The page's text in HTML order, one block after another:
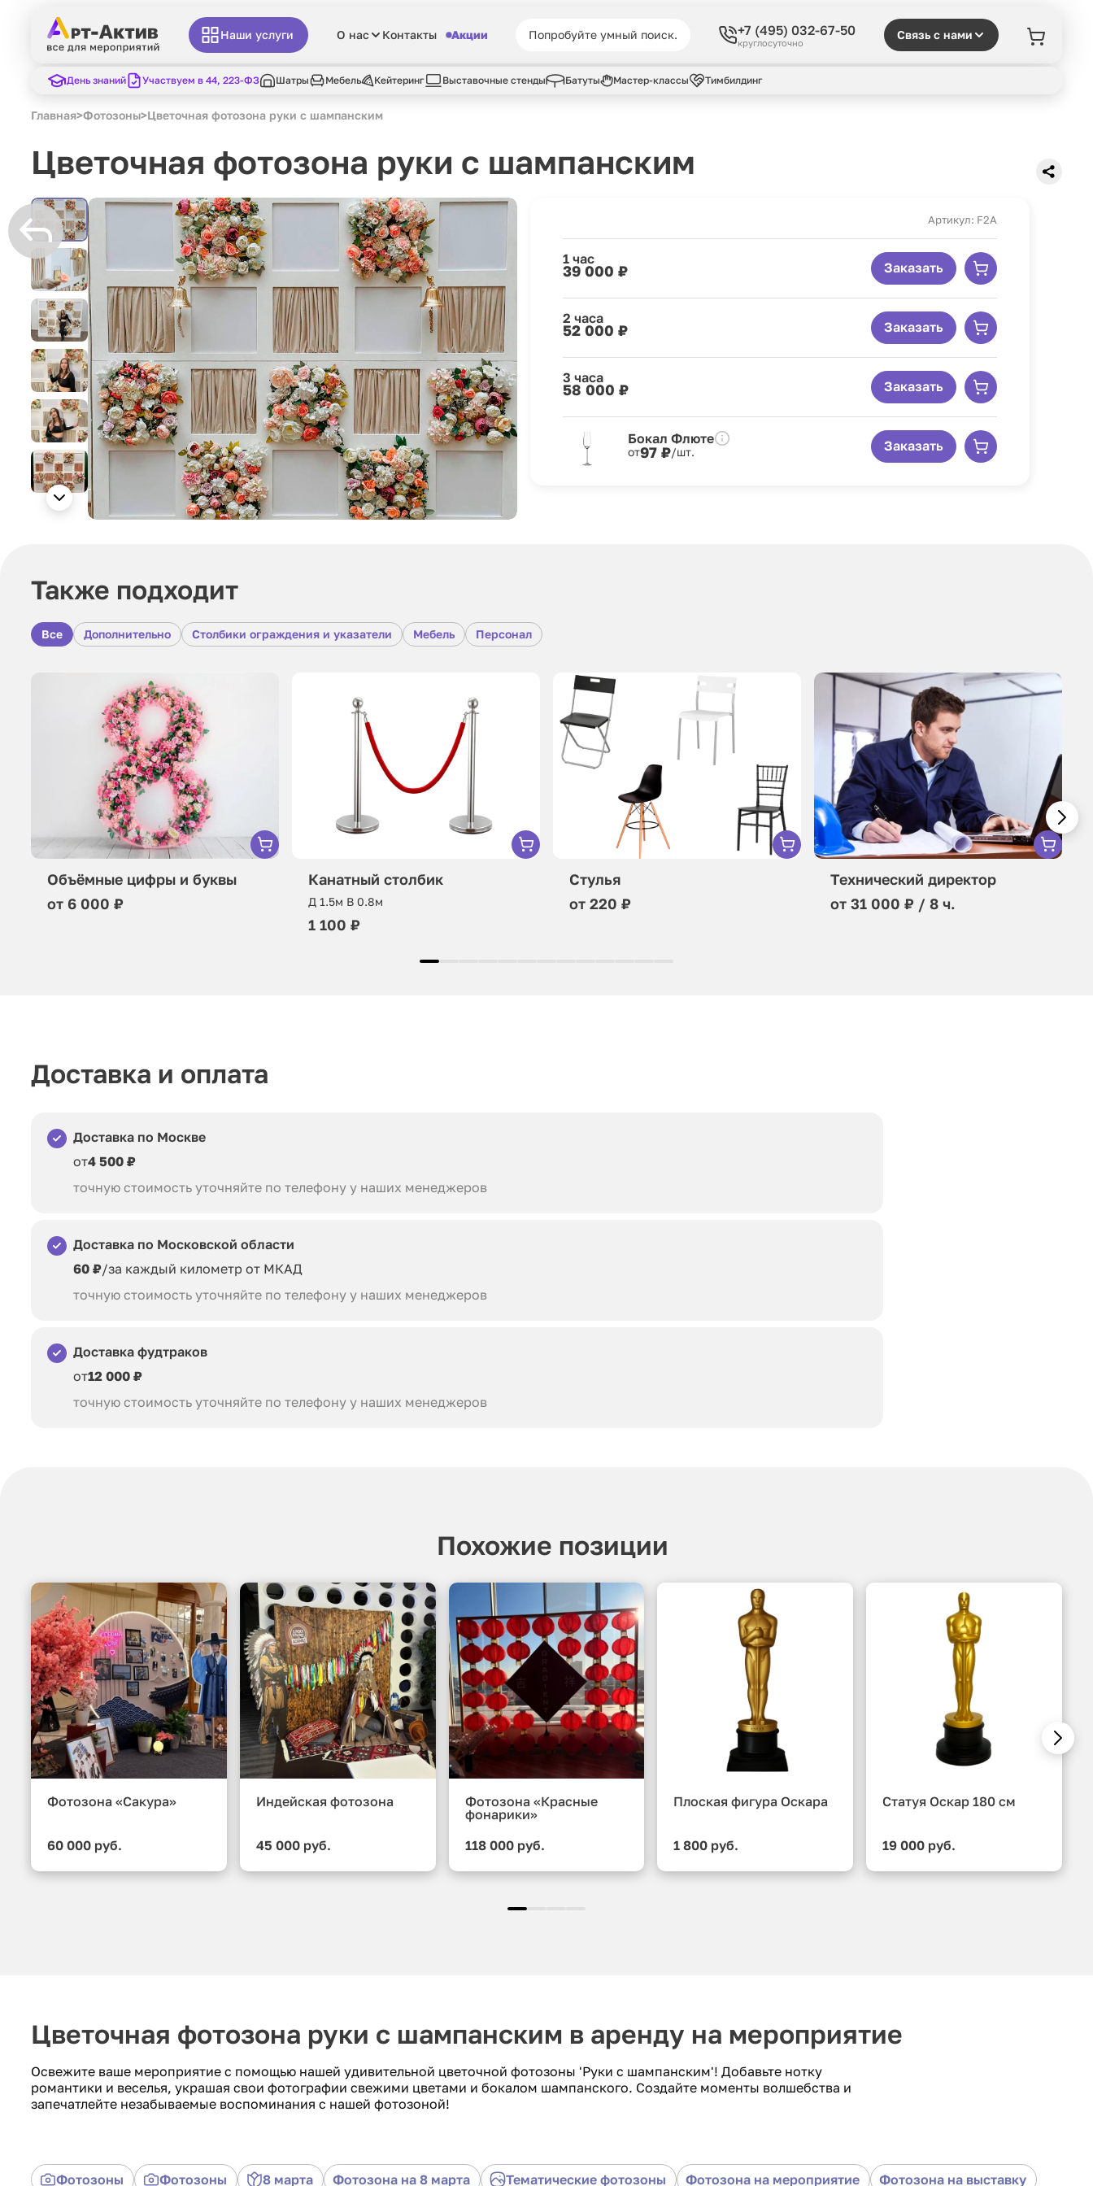
Наши услуги О нас Контакты Акции +7 (495) 032-67-50
круглосуточно
Связь с нами
День знаний Участвуем в 44, 223-ФЗ Шатры Мебель Кейтеринг Выставочные стенды Батуты Мастер-классы Тимбилдинг
Главная>Фотозоны>Цветочная фотозона руки с шампанским
Цветочная фотозона руки с шампанским
Артикул: F2A
1 час
39 000 ₽ Заказать
2 часа
52 000 ₽ Заказать
3 часа
58 000 ₽ Заказать
Бокал Флюте
от97 ₽/шт. Заказать
Также подходит
Все Дополнительно Столбики ограждения и указатели Мебель Персонал
Объёмные цифры и буквы
от 6 000 ₽
Канатный столбик
Д 1.5м В 0.8м
1 100 ₽
Стулья
от 220 ₽
Технический директор
от 31 000 ₽ / 8 ч.
Доставка и оплата
Доставка по Москве
от4 500 ₽
точную стоимость уточняйте по телефону у наших менеджеров
Доставка по Московской области
60 ₽/за каждый километр от МКАД
точную стоимость уточняйте по телефону у наших менеджеров
Доставка фудтраков
от12 000 ₽
точную стоимость уточняйте по телефону у наших менеджеров
Похожие позиции
Фотозона «Сакура»
60 000 руб.
Индейская фотозона
45 000 руб.
Фотозона «Красные
фонарики»
118 000 руб.
Плоская фигура Оскара
1 800 руб.
Статуя Оскар 180 см
19 000 руб.
Цветочная фотозона руки с шампанским в аренду на мероприятие
Освежите ваше мероприятие с помощью нашей удивительной цветочной фотозоны 'Руки с шампанским'! Добавьте нотку
романтики и веселья, украшая свои фотографии свежими цветами и бокалом шампанского. Создайте моменты волшебства и
запечатлейте незабываемые воспоминания с нашей фотозоной!
Фотозоны Фотозоны 8 марта Фотозона на 8 марта Тематические фотозоны Фотозона на мероприятие Фотозона на выставку